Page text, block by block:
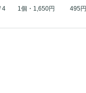
4
1個・1,650円 495円